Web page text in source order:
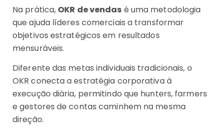
Na prática, OKR de vendas é uma metodologia
que ajuda líderes comerciais a transformar
objetivos estratégicos em resultados
mensuráveis.
Diferente das metas individuais tradicionais, o
OKR conecta a estratégia corporativa à
execução diária, permitindo que hunters, farmers
e gestores de contas caminhem na mesma
direção.